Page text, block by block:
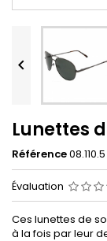

Lunettes
Référence08.110.5
Évaluation
Ces lunettes de
à la fois par leur